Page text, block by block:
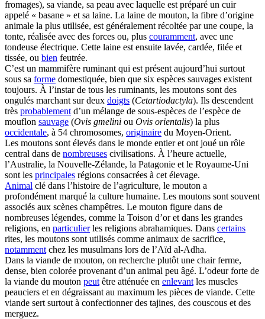
fromages), sa viande, sa peau avec laquelle est préparé un cuir
appelé « basane » et sa laine. La laine de mouton, la fibre d’origine
animale la plus utilisée, est généralement récoltée par une coupe, la
tonte, réalisée avec des forces ou, plus couramment, avec une
tondeuse électrique. Cette laine est ensuite lavée, cardée, filée et
tissée, ou bien feutrée.
C’est un mammifère ruminant qui est présent aujourd’hui surtout
sous sa forme domestiquée, bien que six espèces sauvages existent
toujours. À l’instar de tous les ruminants, les moutons sont des
ongulés marchant sur deux doigts (Cetartiodactyla). Ils descendent
très probablement d’un mélange de sous-espèces de l’espèce de
mouflon sauvage (Ovis gmelini ou Ovis orientalis) la plus
occidentale, à 54 chromosomes, originaire du Moyen-Orient.
Les moutons sont élevés dans le monde entier et ont joué un rôle
central dans de nombreuses civilisations. À l’heure actuelle,
l’Australie, la Nouvelle-Zélande, la Patagonie et le Royaume-Uni
sont les principales régions consacrées à cet élevage.
Animal clé dans l’histoire de l’agriculture, le mouton a
profondément marqué la culture humaine. Les moutons sont souvent
associés aux scènes champêtres. Le mouton figure dans de
nombreuses légendes, comme la Toison d’or et dans les grandes
religions, en particulierles religions abrahamiques. Dans certains
rites, les moutons sont utilisés comme animaux de sacrifice,
notamment chez les musulmans lors de l’Aïd al-Adha.
Dans la viande de mouton, on recherche plutôt une chair ferme,
dense, bien colorée provenant d’un animal peu âgé. L’odeur forte de
la viande du mouton peut être atténuée en enlevant les muscles
peauciers et en dégraissant au maximum les pièces de viande. Cette
viande sert surtout à confectionner des tajines, des couscous et des
merguez.